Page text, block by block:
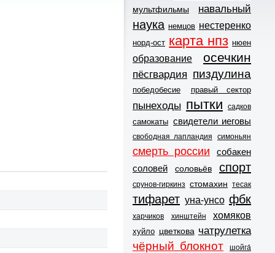
мультфильмы навальный
наука немцов нестеренко
норд-ост карта нпз нюен
образование осечкин
пёсгвардия пиздулина
победобесие правый сектор
пынеходы пытки садков
самокаты свидетели иеговы
свободная лапландия симоньян
смерть россии
собакен
соловей
соловьёв спорт
срунов-гиркинз стомахин тесак
тифарет уна-унсо фбк
харчиков хинштейн хомяков
хуйло цветкова чатрулетка
чёрный блокнот шойга́